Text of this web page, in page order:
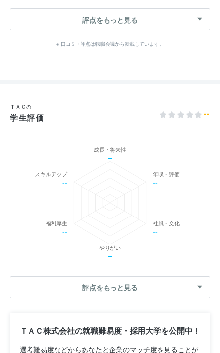
評点をもっと見る
※ 口コミ・評点は転職会議から転載しています。
ＴＡＣの
学生評価 --
成長・将来性
--
年収・評価
--
社風・文化
--
やりがい
--
福利厚生
--
スキルアップ
--
評点をもっと見る
ＴＡＣ株式会社の就職難易度・採用大学を公開中！
選考難易度などからあなたと企業のマッチ度を見ることが